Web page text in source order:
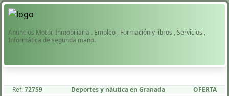
Anuncios Motor, Inmobiliaria . Empleo , Formación y libros , Servicios ,
Informática de segunda mano.
Ref:72759 Deportes y náutica en Granada OFERTA